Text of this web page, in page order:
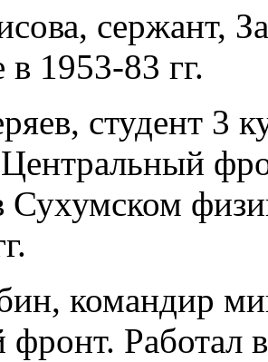
сержант,
1953-83 гг.
студент 3
Сухумском
командир
фронт.